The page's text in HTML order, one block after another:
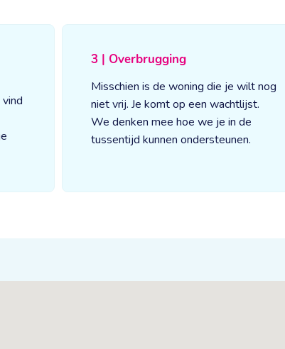
3 | Overbrugging
Misschien is de woning die je wilt nog
niet vrij. Je komt op een wachtlijst.
We denken mee hoe we je in de
tussentijd kunnen ondersteunen.